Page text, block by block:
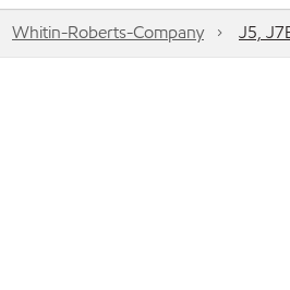
Whitin-Roberts-Company J5,